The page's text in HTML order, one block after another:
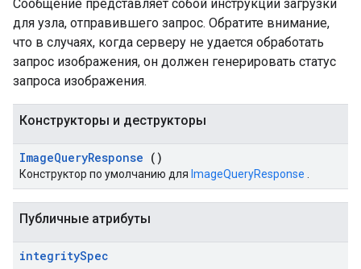
Сообщение представляет собой инструкции загрузки
для узла, отправившего запрос. Обратите внимание,
что в случаях, когда серверу не удается обработать
запрос изображения, он должен генерировать статус
запроса изображения.
Конструкторы и деструкторы
ImageQueryResponse ()
Конструктор по умолчанию для ImageQueryResponse
Публичные атрибуты
integritySpec